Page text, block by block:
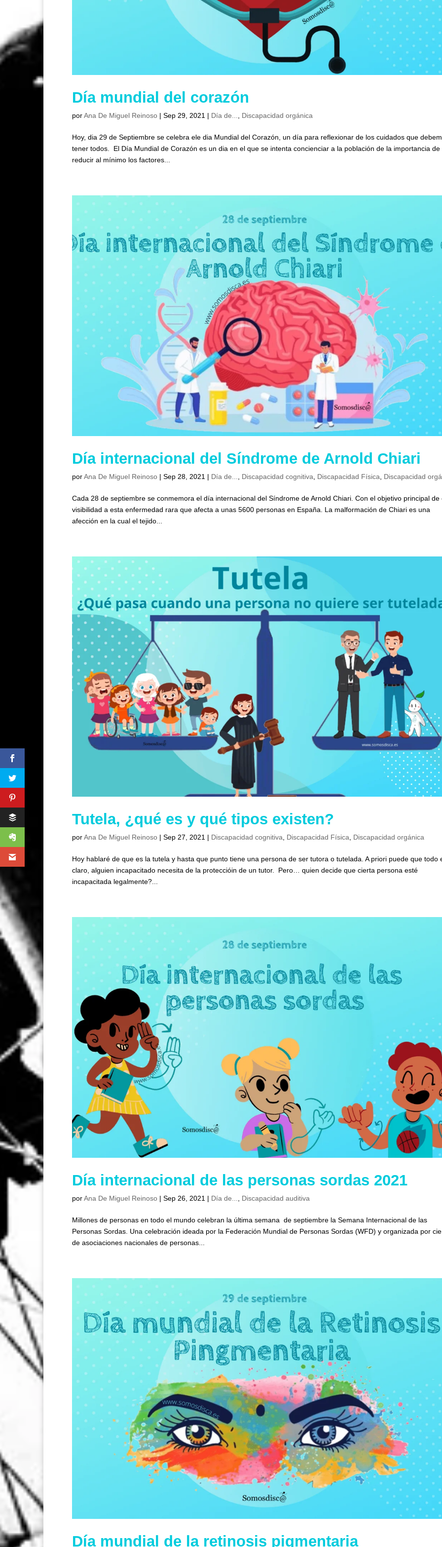
Día mundial del corazón
porAna De Miguel Reinoso |Sep 29, 2021 | Día de... Discapacidad orgánica
Hoy, dia 29 de Septiembre se celebra ele dia Mundial del Corazón, un día para reflexionar de los cuidados que
tener todos. El Día Mundial de Corazón es un dia en el que se intenta concienciar a la población de la importancia de
reducir al mínimo los factores...
Día internacional del Síndrome de Arnold Chiari
porAna De Miguel Reinoso |Sep 28, 2021 | Día de... Discapacidad cognitiva Discapacidad Física Discapacidad
Cada 28 de septiembre se conmemora el día internacional del Síndrome de Arnold Chiari. Con el objetivo principal de
visibilidad a esta enfermedad rara que afecta a unas 5600 personas en España. La malformación de Chiari es una
afección en la cual el tejido...
Tutela, ¿qué es y qué tipos existen?
porAna De Miguel Reinoso |Sep 27, 2021 | Discapacidad cognitiva, Discapacidad Física, Discapacidad orgánica
Hoy hablaré de que es la tutela y hasta que punto tiene una persona de ser tutora o tutelada. A priori puede que todo
claro, alguien incapacitado necesita de la proteccióin de un tutor. Pero… quien decide que cierta persona esté
incapacitada legalmente?...
Día internacional de las personas sordas 2021
porAna De Miguel Reinoso |Sep 26, 2021 | Día de..., Discapacidad auditiva
Millones de personas en todo el mundo celebran la última semana de septiembre la Semana Internacional de las
Personas Sordas. Una celebración ideada por la Federación Mundial de Personas Sordas (WFD) y organizada por
de asociaciones nacionales de personas...
Día mundial de la retinosis pigmentaria